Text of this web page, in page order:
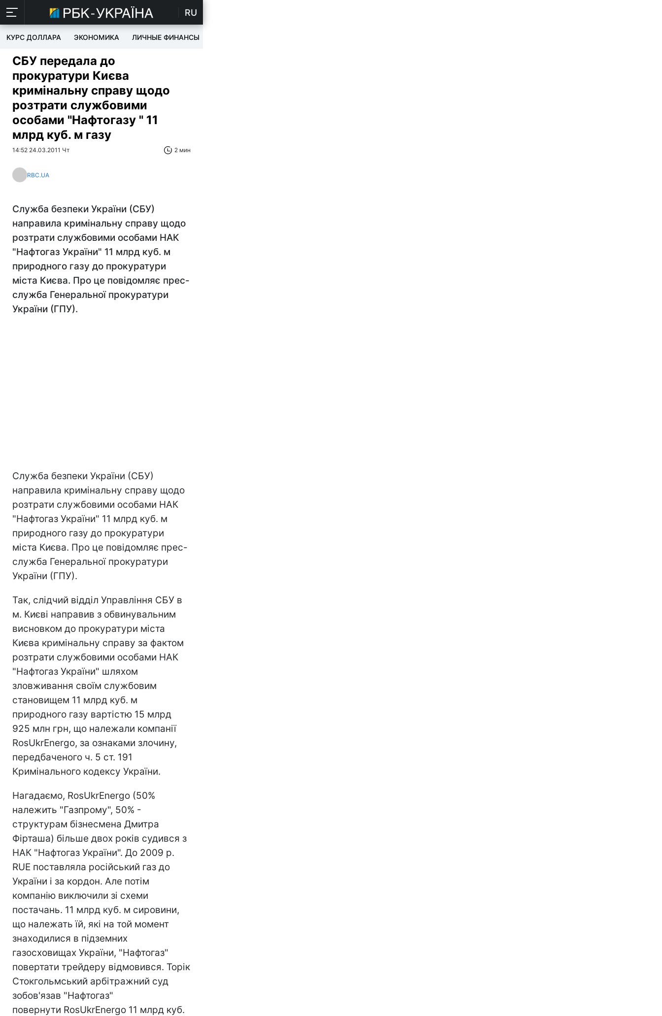
RU
КУРС ДОЛЛАРА ЭКОНОМИКА ЛИЧНЫЕ ФИНАНСЫ
СБУ передала до
прокуратури Києва
кримінальну справу щодо
розтрати службовими
особами "Нафтогазу " 11
млрд куб. м газу
14:52 24.03.2011 Чт 2 мин
RBC.UA
Служба безпеки України (СБУ)
направила кримінальну справу щодо
розтрати службовими особами НАК
"Нафтогаз України" 11 млрд куб. м
природного газу до прокуратури
міста Києва. Про це повідомляє прес-
служба Генеральної прокуратури
України (ГПУ).
Служба безпеки України (СБУ)
направила кримінальну справу щодо
розтрати службовими особами НАК
"Нафтогаз України" 11 млрд куб. м
природного газу до прокуратури
міста Києва. Про це повідомляє прес-
служба Генеральної прокуратури
України (ГПУ).
Так, слідчий відділ Управління СБУ в
м. Києві направив з обвинувальним
висновком до прокуратури міста
Києва кримінальну справу за фактом
розтрати службовими особами НАК
"Нафтогаз України" шляхом
зловживання своїм службовим
становищем 11 млрд куб. м
природного газу вартістю 15 млрд
925 млн грн, що належали компанії
RosUkrEnergo, за ознаками злочину,
передбаченого ч. 5 ст. 191
Кримінального кодексу України.
Нагадаємо, RosUkrEnergo (50%
належить "Газпрому", 50% -
структурам бізнесмена Дмитра
Фірташа) більше двох років судився з
НАК "Нафтогаз України". До 2009 р.
RUE поставляла російський газ до
України і за кордон. Але потім
компанію виключили зі схеми
постачань. 11 млрд куб. м сировини,
що належать їй, які на той момент
знаходилися в підземних
газосховищах України, "Нафтогаз"
повертати трейдеру відмовився. Торік
Стокгольмський арбітражний суд
зобов'язав "Нафтогаз"
повернути RosUkrEnergo 11 млрд куб.